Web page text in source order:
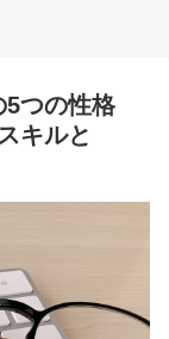
5つの性格
キルと